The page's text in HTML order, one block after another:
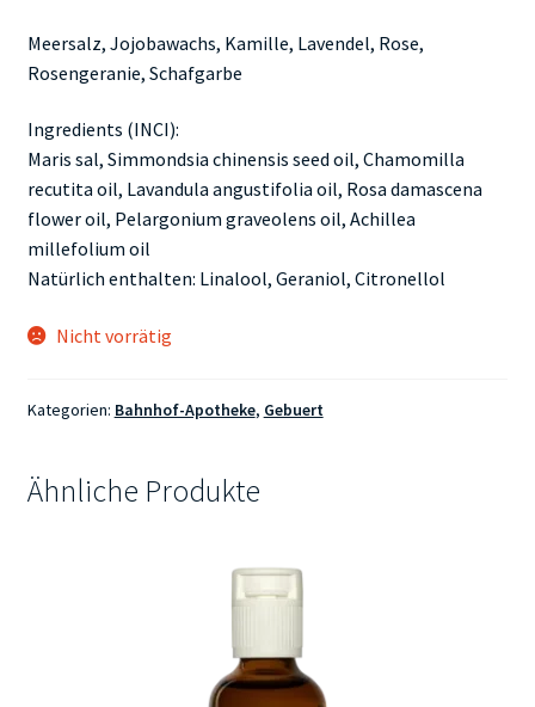
Meersalz, Jojobawachs, Kamille, Lavendel, Rose,
Rosengeranie, Schafgarbe
Ingredients (INCI):
Maris sal, Simmondsia chinensis seed oil, Chamomilla
recutita oil, Lavandula angustifolia oil, Rosa damascena
flower oil, Pelargonium graveolens oil, Achillea
millefolium oil
Natürlich enthalten: Linalool, Geraniol, Citronellol
Nicht vorrätig
Kategorien: Bahnhof-Apotheke, Gebuert
Ähnliche Produkte